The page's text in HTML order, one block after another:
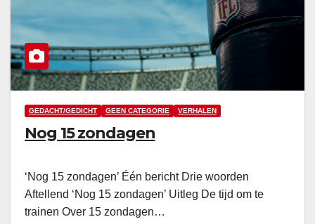
GEDACHT/GEDICHT GEEN CATEGORIE VERHALEN
Nog 15 zondagen
‘Nog 15 zondagen’ Één bericht Drie woorden
Aftellend ‘Nog 15 zondagen’ Uitleg De tijd om te
trainen Over 15 zondagen…